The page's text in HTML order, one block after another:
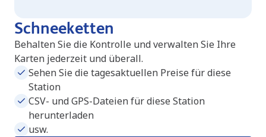
Schneeketten
Behalten Sie die Kontrolle und verwalten Sie Ihre
Karten jederzeit und überall.
Sehen Sie die tagesaktuellen Preise für diese
Station
CSV- und GPS-Dateien für diese Station
herunterladen
usw.